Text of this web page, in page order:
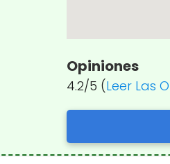
Opiniones
4.2/5 (Leer Las